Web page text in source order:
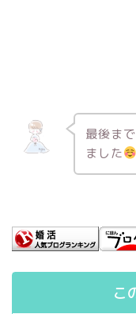
最後ま
ました
こ